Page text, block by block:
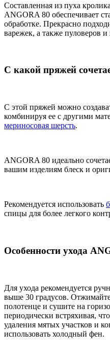
Составленная из пуха
ANGORA 80 обеспечивает
обработке. Прекрасно
варежек, а также пуловеров и
С какой пряжей
С этой пряжей можно
комбинируя ее с другими
мериносовая шерсть.
ANGORA 80 идеально
вашим изделиям блеск и
Рекомендуется использовать
спицы для более легкого
Особенности ухода
Для ухода рекомендуется
выше 30 градусов.
полотенце и сушите на
периодически встряхивая,
удаления мятых участков и
использовать холодный фен.